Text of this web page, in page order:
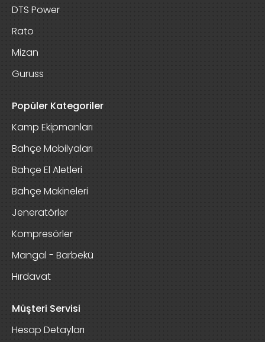
DTS Power
Rato
Mizan
Guruss
Popüler Kategoriler
Kamp Ekipmanları
Bahçe Mobilyaları
Bahçe El Aletleri
Bahçe Makineleri
Jeneratörler
Kompresörler
Mangal - Barbekü
Hırdavat
Müşteri Servisi
Hesap Detayları